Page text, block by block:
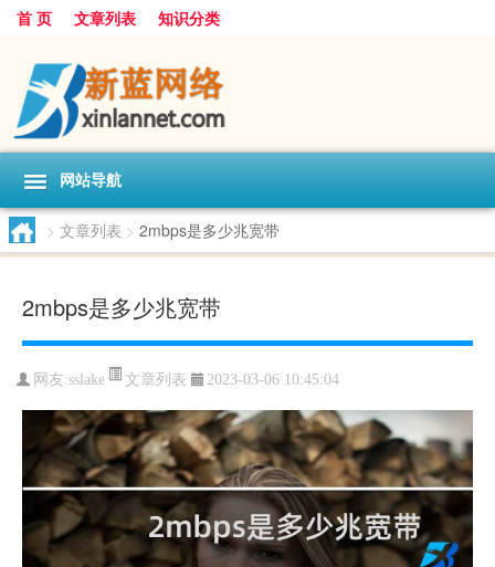
首 页 文章列表 知识分类
网站导航
> 文章列表 > 2mbps是多少兆宽带
2mbps是多少兆宽带
网友:sslake 文章列表 2023-03-06 10:45:04